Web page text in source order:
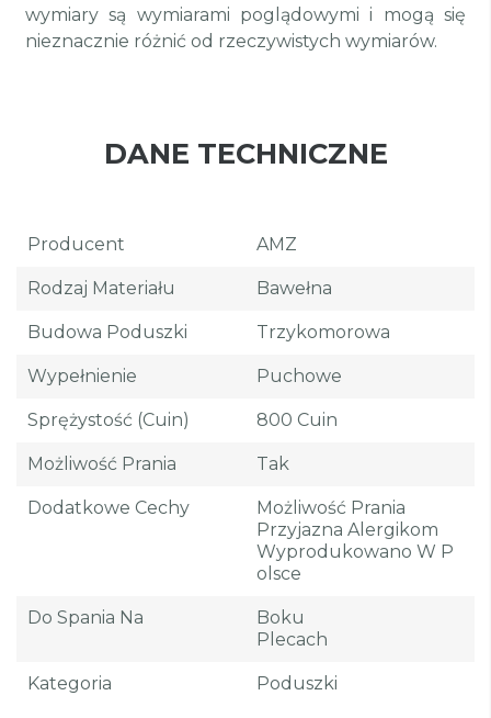
wymiary są wymiarami poglądowymi i mogą się
nieznacznie różnić od rzeczywistych wymiarów.
DANE TECHNICZNE
Producent AMZ
Rodzaj Materiału Bawełna
Budowa Poduszki Trzykomorowa
Wypełnienie Puchowe
Sprężystość (cuin) 800 Cuin
Możliwość Prania Tak
Dodatkowe Cechy
Możliwość Prania
Przyjazna Alergikom
Wyprodukowano W P
Olsce
Do Spania Na
Boku
Plecach
Kategoria Poduszki